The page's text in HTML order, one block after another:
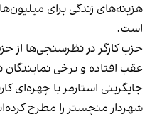
هزینه‌های زندگی برای
است.
حزب کارگر در نظرسنجی‌ها از
عقب افتاده و برخی نمایندگان
جایگزینی استارمر با چهره‌ای
شهردار منچستر را مطرح